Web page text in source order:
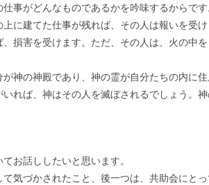
事がどんなものであるかを吟味するからです
に建てた仕事が残れば、その人は報いを受け
損害を受けます。ただ、その人は、火の中
神の神殿であり、神の霊が自分たちの内に
いれば、神はその人を滅ぼされるでしょう。
お話ししたいと思います。
気づかされたこと、後一つは、共助会にと